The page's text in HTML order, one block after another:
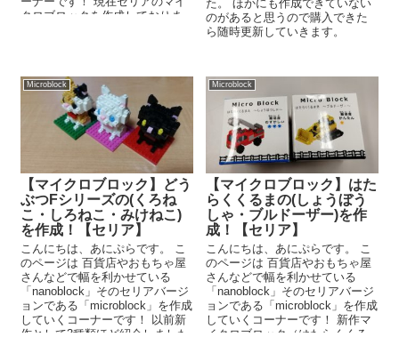
クロブロックを作成しておりま
た。 ほかにも作成できていない
のがあると思うので購入できた
ら随時更新していきます。
Microblock
【マイクロブロック】どう
ぶつFシリーズの(くろね
こ・しろねこ・みけねこ)
を作成！【セリア】
こんにちは、あにぷらです。 こ
のページは 百貨店やおもちゃ屋
さんなどで幅を利かせている
「nanoblock」そのセリアバージ
ョンである「microblock」を作成
していくコーナーです！ 以前新
作として3種類ほど紹介しました
Microblock
【マイクロブロック】はた
らくくるまの(しょうぼう
しゃ・ブルドーザー)を作
成！【セリア】
こんにちは、あにぷらです。 こ
のページは 百貨店やおもちゃ屋
さんなどで幅を利かせている
「nanoblock」そのセリアバージ
ョンである「microblock」を作成
していくコーナーです！ 新作マ
イクロブロック（はたらくくる